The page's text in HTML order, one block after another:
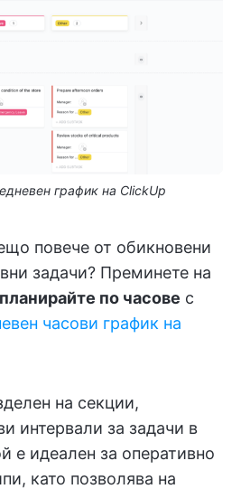
график на ClickUp
повече от обикновени
задачи? Преминете на
планирайте по часове с
часови график на
на секции,
интервали за задачи в
е идеален за оперативно
като позволява на